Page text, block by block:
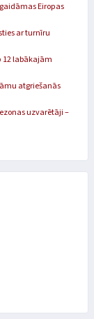
Eiropas
ar turnīru
12 labākajām
atgriešanās
uzvarētāji –